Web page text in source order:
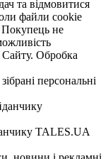
та відмовитися
файли cookie
не
Сайту. Обробка
персональні
TALES.UA